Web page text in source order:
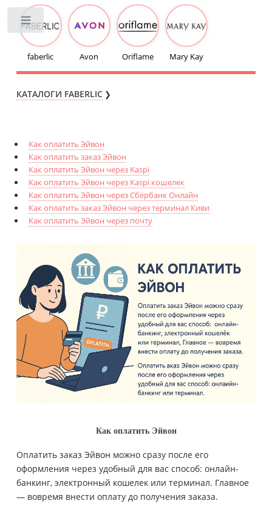
faberlic Avon Oriflame Mary Kay
КАТАЛОГИ FABERLIC ❯
Как оплатить Эйвон
Как оплатить заказ Эйвон
Как оплатить Эйвон через Kaspi
Как оплатить Эйвон через Kaspi кошелек
Как оплатить Эйвон через Сбербанк Онлайн
Как оплатить заказ Эйвон через терминал Киви
Как оплатить Эйвон через почту
Как оплатить Эйвон
Оплатить заказ Эйвон можно сразу после его
оформления через удобный для вас способ: онлайн-
банкинг, электронный кошелек или терминал. Главное
— вовремя внести оплату до получения заказа.
Toggle